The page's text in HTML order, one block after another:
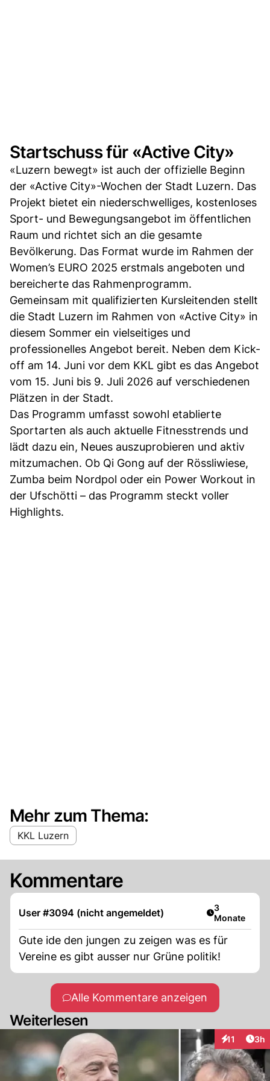
Startschuss für «Active City»
«Luzern bewegt» ist auch der offizielle Beginn
der «Active City»-Wochen der Stadt Luzern. Das
Projekt bietet ein niederschwelliges, kostenloses
Sport- und Bewegungsangebot im öffentlichen
Raum und richtet sich an die gesamte
Bevölkerung. Das Format wurde im Rahmen der
Women’s EURO 2025 erstmals angeboten und
bereicherte das Rahmenprogramm.
Gemeinsam mit qualifizierten Kursleitenden stellt
die Stadt Luzern im Rahmen von «Active City» in
diesem Sommer ein vielseitiges und
professionelles Angebot bereit. Neben dem Kick-
off am 14. Juni vor dem KKL gibt es das Angebot
vom 15. Juni bis 9. Juli 2026 auf verschiedenen
Plätzen in der Stadt.
Das Programm umfasst sowohl etablierte
Sportarten als auch aktuelle Fitnesstrends und
lädt dazu ein, Neues auszuprobieren und aktiv
mitzumachen. Ob Qi Gong auf der Rössliwiese,
Zumba beim Nordpol oder ein Power Workout in
der Ufschötti – das Programm steckt voller
Highlights.
Mehr zum Thema:
KKL Luzern
Kommentare
User #3094 (nicht angemeldet) Artikel
3
Monate
Gute ide den jungen zu zeigen was es für
Vereine es gibt ausser nur Grüne politik!
Alle Kommentare anzeigen
Weiterlesen
11 3h